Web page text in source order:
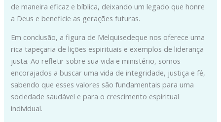
de maneira eficaz e bíblica, deixando um legado que honre
a Deus e beneficie as gerações futuras.
Em conclusão, a figura de Melquisedeque nos oferece uma
rica tapeçaria de lições espirituais e exemplos de liderança
justa. Ao refletir sobre sua vida e ministério, somos
encorajados a buscar uma vida de integridade, justiça e fé,
sabendo que esses valores são fundamentais para uma
sociedade saudável e para o crescimento espiritual
individual.